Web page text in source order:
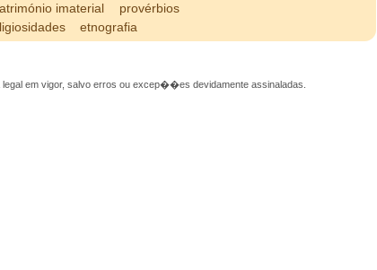
imaterial
provérbios
etnografia
em vigor, salvo erros ou excep��es devidamente assinaladas.